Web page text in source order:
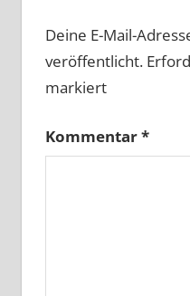
Deine E-Mail-
veröffentlicht.
markiert
Kommentar*